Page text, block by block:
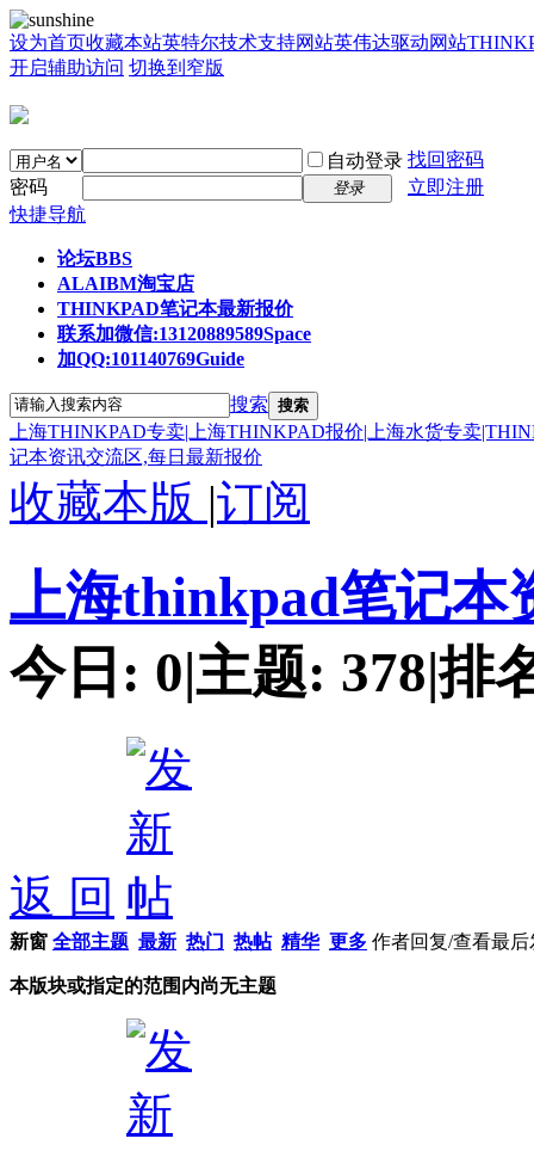
设为首页收藏本站英特尔技术支持网站英伟达驱动网站
开启辅助访问 切换到窄版
自动登录 找回密码
密码
登录
立即注册
快捷导航
论坛BBS
ALAIBM淘宝店
THINKPAD笔记本最新报价
联系加微信:13120889589Space
加QQ:101140769Guide
搜索 搜索
上海THINKPAD专卖|上海THINKPAD报价|上海水货专卖
记本资讯交流区,每日最新报价
收藏本版 |订阅
上海thinkpad笔记本
今日: 0|主题: 378|排
返 回
新窗 全部主题 最新 热门 热帖 精华 更多 作者回复/查看最后
本版块或指定的范围内尚无主题